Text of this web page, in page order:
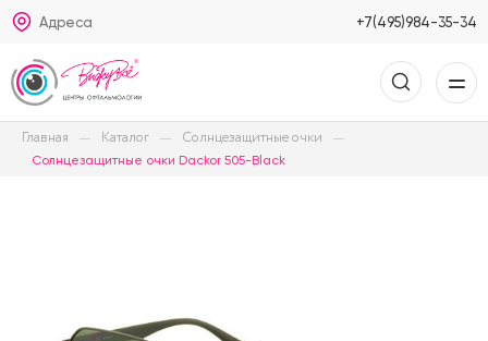
Адреса +7(495)984-35-34
Главная Каталог Солнцезащитные очки
Солнцезащитные очки Dackor 505-Black